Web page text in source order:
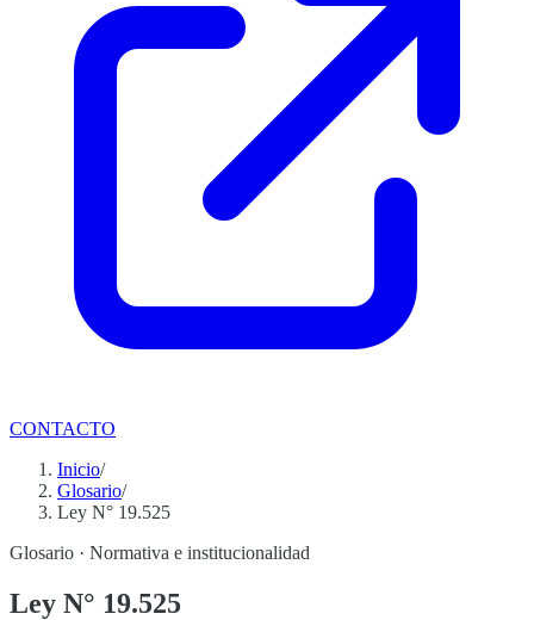
CONTACTO
Inicio/
Glosario/
Ley N° 19.525
Glosario · Normativa e institucionalidad
Ley N° 19.525